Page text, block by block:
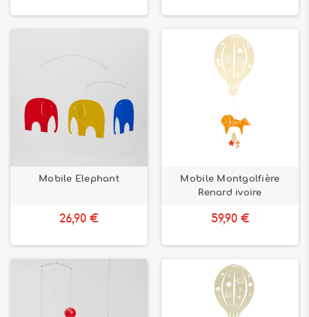
Mobile Elephant
26,90 €
Mobile Montgolfière
Renard ivoire
59,90 €